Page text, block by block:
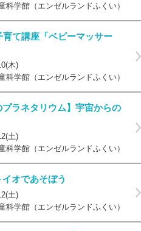
科学館（エンゼルランドふくい）
育て講座「ベビーマッサー
木)
科学館（エンゼルランドふくい）
プラネタリウム】宇宙からの
土)
科学館（エンゼルランドふくい）
イオであそぼう
土)
科学館（エンゼルランドふくい）